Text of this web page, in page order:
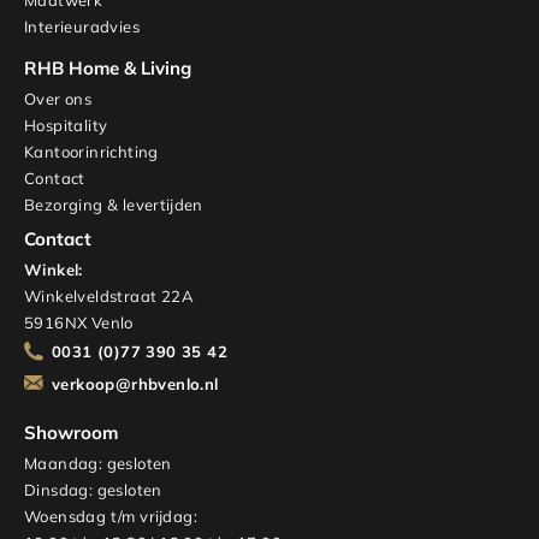
Interieuradvies
RHB Home & Living
Over ons
Hospitality
Kantoorinrichting
Contact
Bezorging & levertijden
Contact
Winkel:
Winkelveldstraat 22A
5916NX Venlo
0031 (0)77 390 35 42
verkoop@rhbvenlo.nl
Showroom
Maandag: gesloten
Dinsdag: gesloten
Woensdag t/m vrijdag: